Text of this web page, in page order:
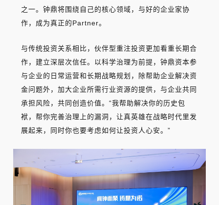
之一。钟鼎将围绕自己的核心领域，与好的企业家协
作，成为真正的Partner。
与传统投资关系相比，伙伴型重注投资更加看重长期合
作，建立深层次信任。 以科学治理为前提，钟鼎资本参
与企业的日常运营和长期战略规划，除帮助企业解决资
金问题外，加大企业所需行业资源的提供，与企业共同
承担风险，共同创造价值。 “我帮助解决你的历史包
袱，帮你完善治理上的漏洞，让真英雄在战略时代里发
展起来，同时你也要考虑如何让投资人心安。 ”